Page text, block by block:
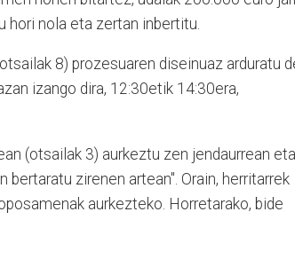
hori nola eta zertan inbertitu.
8) prozesuaren diseinuaz arduratu
izango dira, 12:30etik 14:30era,
(otsailak 3) aurkeztu zen jendaurrean
bertaratu zirenen artean". Orain, herritarrek
aurkezteko. Horretarako, bide